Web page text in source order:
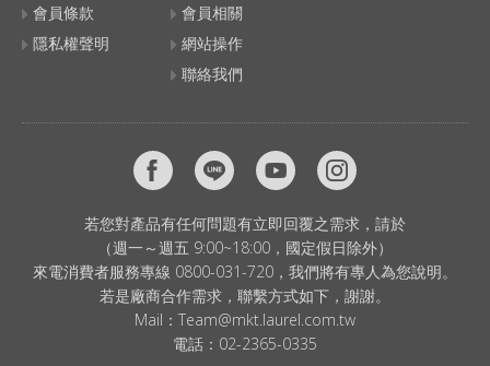
會員條款
隱私權聲明
會員相關
網站操作
聯絡我們
若您對產品有任何問題有立即回覆之需求，請於
（週一～週五 9:00~18:00，國定假日除外）
來電消費者服務專線 0800-031-720，我們將有專人為您說明。
若是廠商合作需求，聯繫方式如下，謝謝。
Mail： Team@mkt.laurel.com.tw
電話： 02-2365-0335